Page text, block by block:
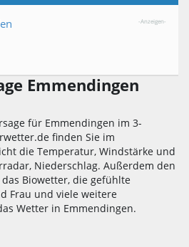
-Anzeigen-
Emmendingen
für Emmendingen im 3-
finden Sie im
die Temperatur, Windstärke und
Niederschlag. Außerdem den
Biowetter, die gefühlte
Frau und viele weitere
Wetter in Emmendingen.